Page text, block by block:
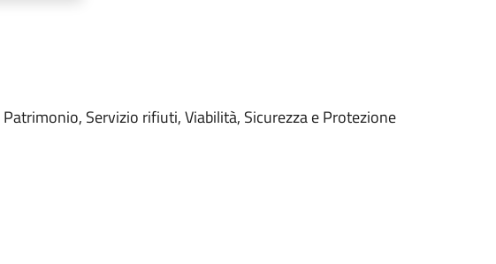
Servizio rifiuti, Viabilità, Sicurezza e Protezione